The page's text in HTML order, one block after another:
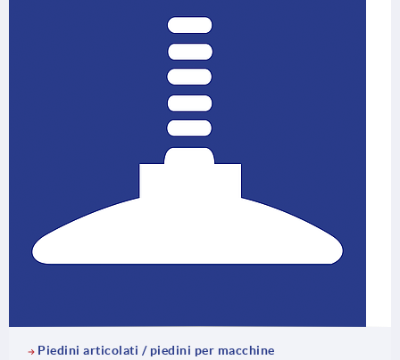
Piedini articolati / piedini per macchine